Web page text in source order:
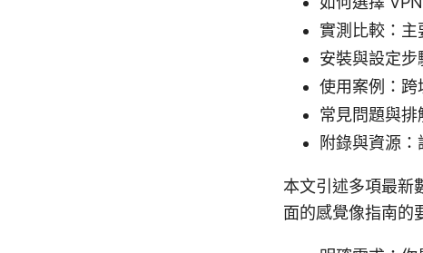
實測比較：
安裝與設定
使用案例：跨
常見問題與
附錄與資源
本文引述多項最新
面的感覺像指南的